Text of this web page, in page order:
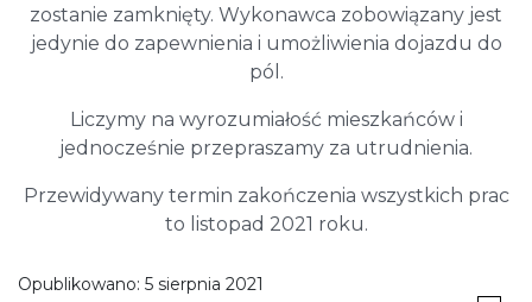
zostanie zamknięty. Wykonawca zobowiązany jest
jedynie do zapewnienia i umożliwienia dojazdu do
pól.
Liczymy na wyrozumiałość mieszkańców i
jednocześnie przepraszamy za utrudnienia.
Przewidywany termin zakończenia wszystkich prac
to listopad 2021 roku.
Opublikowano: 5 sierpnia 2021